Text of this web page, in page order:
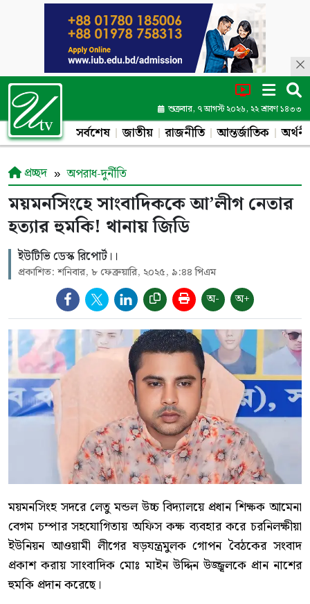
শুক্রবার, ৭ আগস্ট ২০২৬, ২২ শ্রাবণ ১৪৩৩
সর্বশেষ জাতীয় রাজনীতি আন্তর্জাতিক
প্রচ্ছদ অপরাধ-দুর্নীতি
ময়মনসিংহে সাংবাদিককে আ’লীগ নেতার
হত্যার হুমকি! থানায় জিডি
ইউটিভি ডেস্ক রিপোর্ট।।
প্রকাশিত: শনিবার, ৮ ফেব্রুয়ারি, ২০২৫, ৯:৪৪ পিএম
অ- অ+
ময়মনসিংহ সদরে লেতু মন্ডল উচ্চ বিদ্যালয়ে প্রধান শিক্ষক আমেনা
বেগম চম্পার সহযোগিতায় অফিস কক্ষ ব্যবহার করে চরনিলক্ষীয়া
ইউনিয়ন আওয়ামী লীগের ষড়যন্ত্রমুলক গোপন বৈঠকের সংবাদ
প্রকাশ করায় সাংবাদিক মোঃ মাইন উদ্দিন উজ্জ্বলকে প্রান নাশের
হুমকি প্রদান করেছে।